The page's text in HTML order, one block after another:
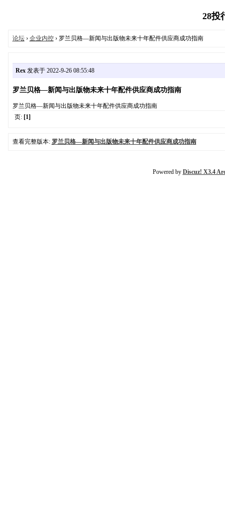
28投
论坛› 企业内控› 罗兰贝格—新闻与出版物未来十年配件供应商成功指南
Rex发表于 2022-9-26 08:55:48
罗兰贝格—新闻与出版物未来十年配件供应商成功指南
罗兰贝格—新闻与出版物未来十年配件供应商成功指南
页: [1]
查看完整版本: 罗兰贝格—新闻与出版物未来十年配件供应商成功指南
Powered by Discuz! X3.4